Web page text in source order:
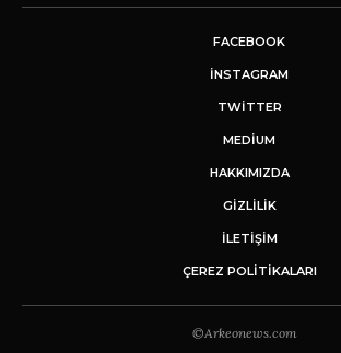
FACEBOOK
INSTAGRAM
TWITTER
MEDIUM
HAKKIMIZDA
GİZLİLİK
İLETIŞIM
ÇEREZ POLITIKALARI
©Arkeonews.com